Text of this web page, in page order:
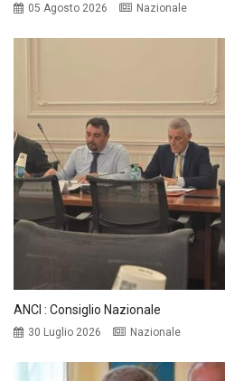
05 Agosto 2026 Nazionale
ANCI : Consiglio Nazionale
30 Luglio 2026 Nazionale